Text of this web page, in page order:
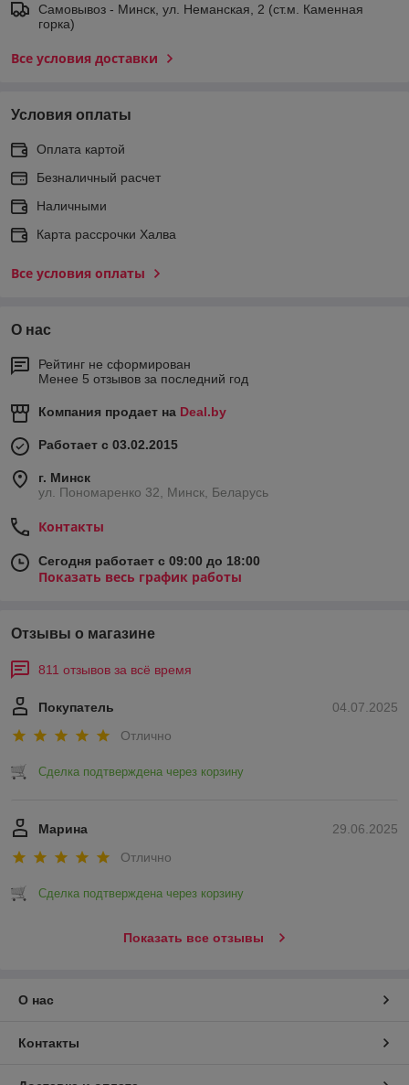
Самовывоз - Минск, ул. Неманская, 2 (ст.м. Каменная
горка)
Все условия доставки
Условия оплаты
Оплата картой
Безналичный расчет
Наличными
Карта рассрочки Халва
Все условия оплаты
О нас
Рейтинг не сформирован
Менее 5 отзывов за последний год
Компания продает на Deal.by
Работает с 03.02.2015
г. Минск
ул. Пономаренко 32, Минск, Беларусь
Контакты
Сегодня работает с 09:00 до 18:00
Показать весь график работы
Отзывы о магазине
811 отзывов за всё время
04.07.2025
Покупатель
Отлично
Сделка подтверждена через корзину
29.06.2025
Марина
Отлично
Сделка подтверждена через корзину
Показать все отзывы
О нас
Контакты